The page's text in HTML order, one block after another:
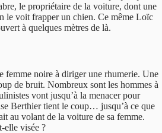
le propriétaire de la voiture, dont une
le voit frapper un chien. Ce même Loïc
à quelques mètres de là.
femme noire à diriger une rhumerie. Une
de bruit. Nombreux sont les hommes à
vont jusqu’à la menacer pour
Berthier tient le coup… jusqu’à ce que
au volant de la voiture de sa femme.
elle visée ?